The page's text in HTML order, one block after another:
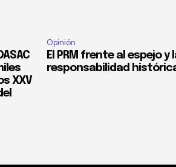
XXV
Opinión
El PRM frente al espejo y
responsabilidad